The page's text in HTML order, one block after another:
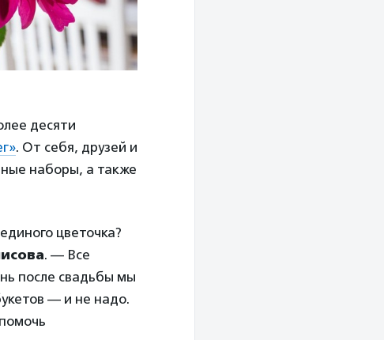
десяти
. От себя, друзей и
наборы, а также
цветочка?
. — Все
после свадьбы мы
— и не надо.